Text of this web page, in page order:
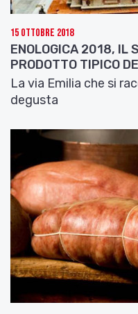
e buon appetito da
Per approfondire:
www.mpoggi.it–
15 Ottobre 2018
ENOLOGICA 2018, IL
PRODOTTO TIPICO
La via Emilia che si
degusta